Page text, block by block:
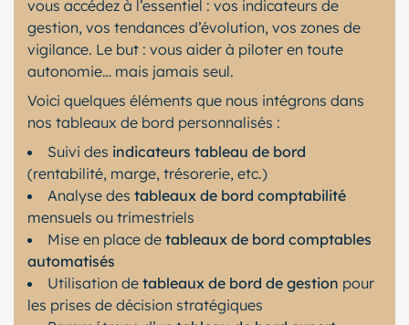
vous accédez à l’essentiel : vos indicateurs de
gestion, vos tendances d’évolution, vos zones de
vigilance. Le but : vous aider à piloter en toute
autonomie… mais jamais seul.
Voici quelques éléments que nous intégrons dans
nos tableaux de bord personnalisés :
Suivi des indicateurs tableau de bord
(rentabilité, marge, trésorerie, etc.)
Analyse des tableaux de bord comptabilité
mensuels ou trimestriels
Mise en place de tableaux de bord comptables
automatisés
Utilisation de tableaux de bord de gestion pour
les prises de décision stratégiques